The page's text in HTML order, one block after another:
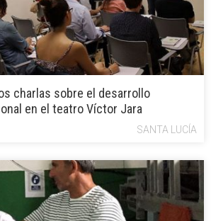
charlas sobre el desarrollo
en el teatro Víctor Jara
SANTA LUCÍA